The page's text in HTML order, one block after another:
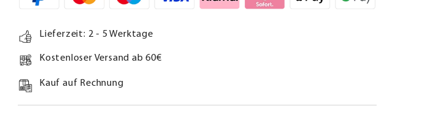
Lieferzeit: 2 - 5 Werktage
Kostenloser Versand ab 60€
Kauf auf Rechnung